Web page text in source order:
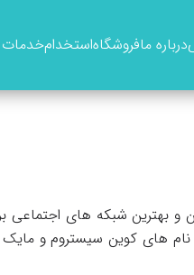
درباره مافروشگاهاستخدامخدمات
و بهترین شبکه های
سال ۲۰۱۰ توسط دو شخص با نام های کوین